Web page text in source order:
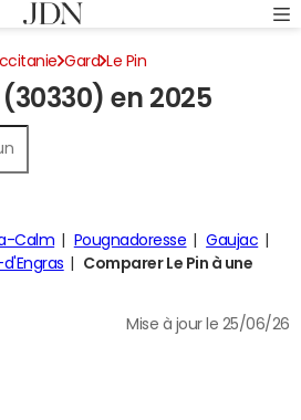
Gard Le Pin
en 2025
Calm Pougnadoresse
Gaujac
d'Engras
Comparer Le Pin à une
Mise à jour le 25/06/26